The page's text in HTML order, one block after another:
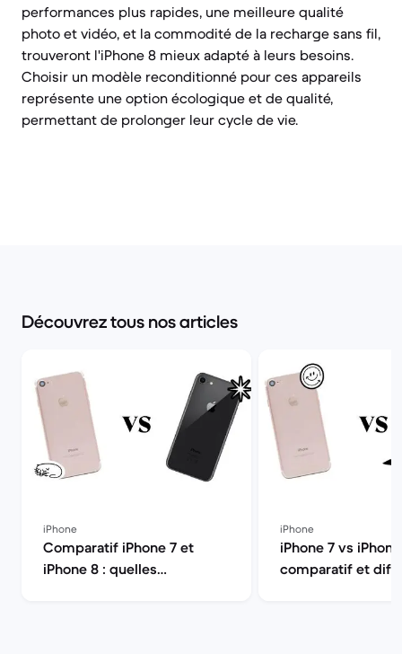
performances plus rapides, une meilleure qualité
photo et vidéo, et la commodité de la recharge sans fil,
trouveront l'iPhone 8 mieux adapté à leurs besoins.
Choisir un modèle reconditionné pour ces appareils
représente une option écologique et de qualité,
permettant de prolonger leur cycle de vie.
Découvrez tous nos articles
iPhone
Comparatif iPhone 7 et
iPhone 8 : quelles
iPhone
iPhone 7 vs
comparatif et